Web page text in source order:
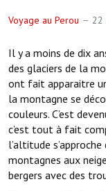
Voyage au Perou 22
Il y a moins de dix
des glaciers de la
ont fait apparaitre
la montagne se
couleurs. C’est
c’est tout à fait
l’altitude
montagnes aux
bergers avec des